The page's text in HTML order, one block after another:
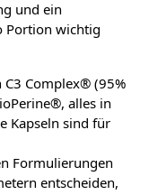
und ein
Portion wichtig
C3 Complex® (95%
alles in
Kapseln sind für
Formulierungen
entscheiden,